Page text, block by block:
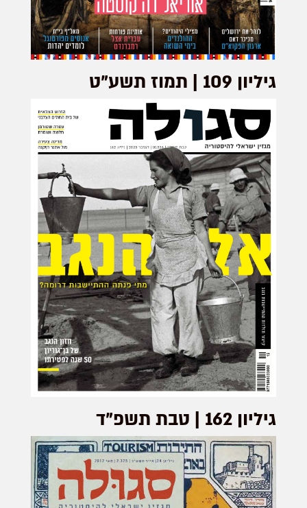
גיליון 109 | תמוז תשע"ט
גיליון 162 | טבת תשפ"ד